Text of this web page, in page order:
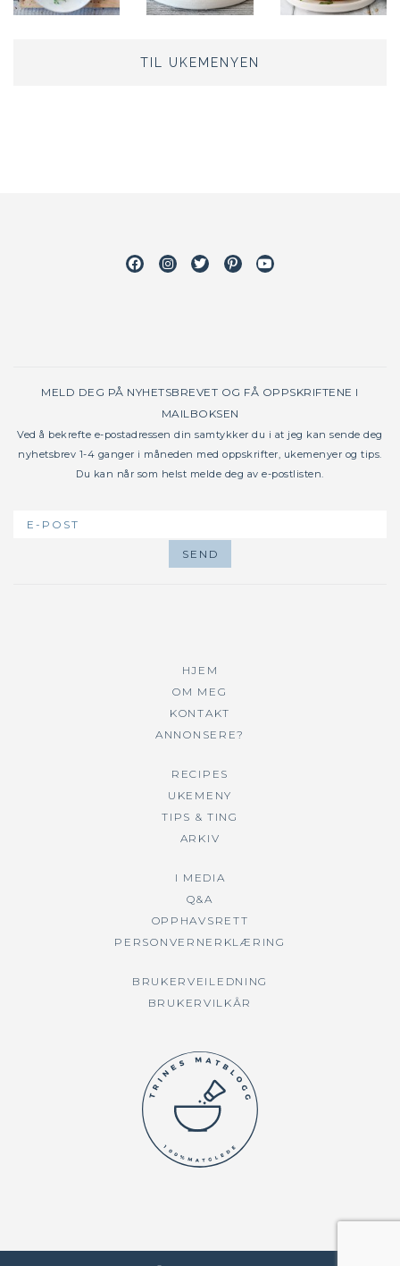
TIL UKEMENYEN
FacebookInstagram
TwitterPinterestYoutube
MELD DEG PÅ NYHETSBREVET OG FÅ OPPSKRIFTENE I
MAILBOKSEN
Ved å bekrefte e-postadressen din samtykker du i at jeg kan sende deg
nyhetsbrev 1-4 ganger i måneden med oppskrifter, ukemenyer og tips.
Du kan når som helst melde deg av e-postlisten.
HJEM
OM MEG
KONTAKT
ANNONSERE?
RECIPES
UKEMENY
TIPS & TING
ARKIV
I MEDIA
Q&A
OPPHAVSRETT
PERSONVERNERKLÆRING
BRUKERVEILEDNING
BRUKERVILKÅR